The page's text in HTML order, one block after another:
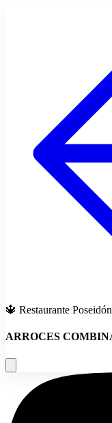
🔱 Restaurante
ARROCES